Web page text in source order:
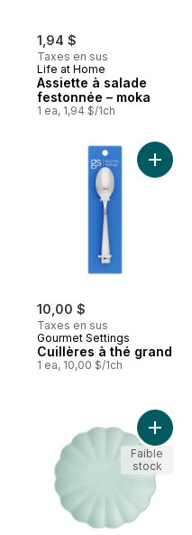
1,94 $
Taxes en sus
Life at Home
Assiette à salade
festonnée – moka
1 ea, 1,94 $/1ch
10,00 $
Taxes en sus
Gourmet Settings
Cuillères à thé grand
1 ea, 10,00 $/1ch
Faible
stock